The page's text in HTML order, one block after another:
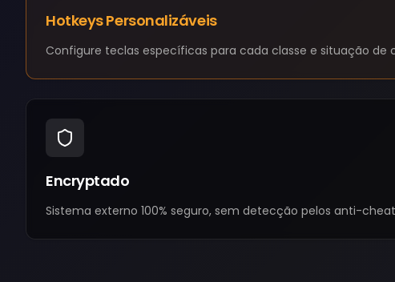
Hotkeys Personalizáveis
Configure teclas específicas para cada classe e situação de
Encryptado
Sistema externo 100% seguro, sem detecção pelos anti-